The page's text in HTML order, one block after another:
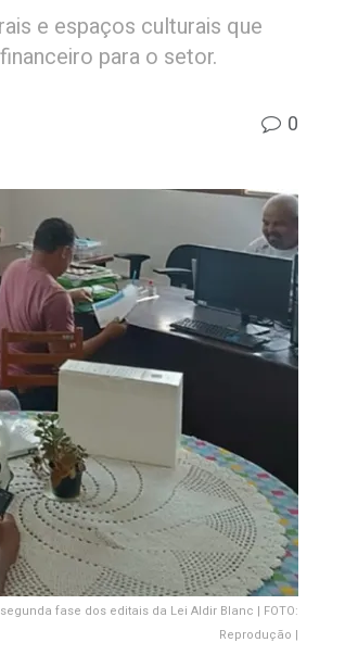
e espaços culturais que
para o setor.
0
fase dos editais da Lei Aldir Blanc | FOTO:
Reprodução |